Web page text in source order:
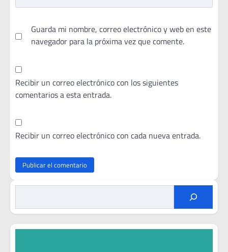
Guarda mi nombre, correo electrónico y web en este
navegador para la próxima vez que comente.
Recibir un correo electrónico con los siguientes
comentarios a esta entrada.
Recibir un correo electrónico con cada nueva entrada.